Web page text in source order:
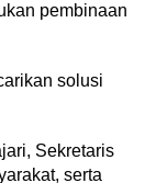
pembinaan
solusi
Sekretaris
serta